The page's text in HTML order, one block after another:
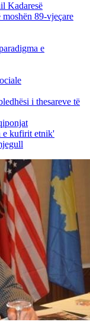
Kadaresë
89-vjeçare
e
i thesareve të
e kufirit etnik'